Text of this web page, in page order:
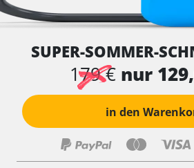
SUPER-SOMMER-
179 € nur
in den